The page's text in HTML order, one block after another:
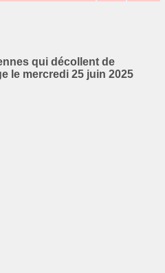
qui décollent de
le mercredi 25 juin 2025